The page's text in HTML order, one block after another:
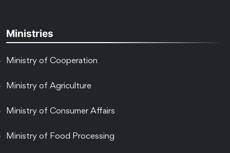
Ministries
Ministry of Cooperation
Ministry of Agriculture
Ministry of Consumer Affairs
Ministry of Food Processing